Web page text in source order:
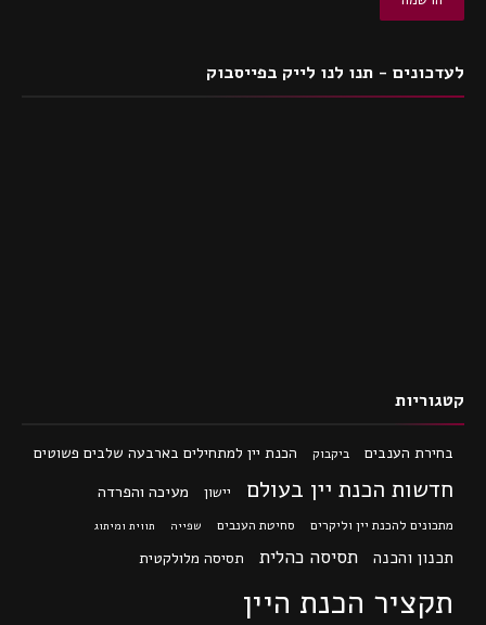
לעדכונים - תנו לנו לייק בפייסבוק
קטגוריות
בחירת הענבים ביקבוק הכנת יין למתחילים בארבעה שלבים פשוטים
חדשות הכנת יין בעולם יישון מעיכה והפרדה
מתכונים להכנת יין וליקרים סחיטת הענבים שפייה תווית ומיתוג
תכנון והכנה תסיסה כהלית תסיסה מלולקטית
תקציר הכנת היין